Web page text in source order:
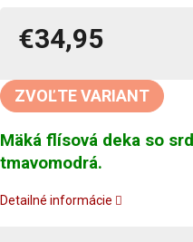
€34,95
cena:
ZVOĽTE VARIANT
Mäká flísová deka so
tmavomodrá.
Detailné informácie